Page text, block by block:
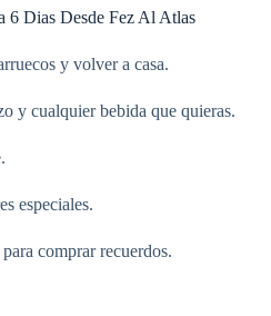
6 Dias Desde Fez Al Atlas
y volver a casa.
y cualquier bebida que quieras.
especiales.
comprar recuerdos.